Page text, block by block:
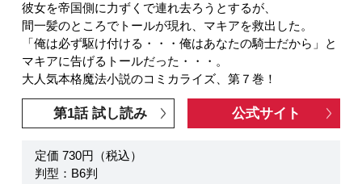
彼女を帝国側に力ずくで連れ去ろうとするが、
間一髪のところでトールが現れ、マキアを救出した。
「俺は必ず駆け付ける・・・俺はあなたの騎士だから」と
マキアに告げるトールだった・・・。
大人気本格魔法小説のコミカライズ、第７巻！
第1話 試し読み 公式サイト
定価 730円（税込）
判型：B6判